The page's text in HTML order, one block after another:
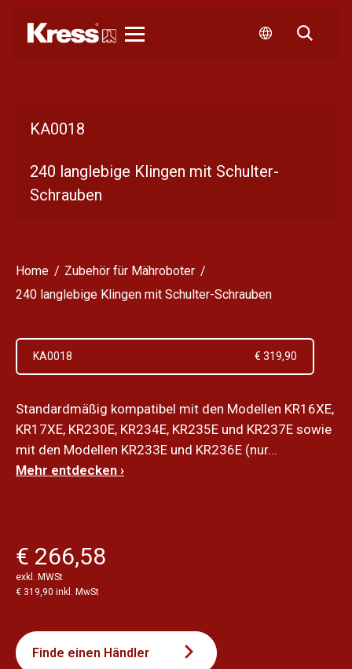
KA0018
240 langlebige Klingen mit Schulter-
Schrauben
Home
Zubehör für Mähroboter
240 langlebige Klingen mit Schulter-Schrauben
KA0018 € 319,90
Standardmäßig kompatibel mit den Modellen KR16XE,
KR17XE, KR230E, KR234E, KR235E und KR237E sowie
mit den Modellen KR233E und KR236E (nur...
Mehr entdecken ›
€ 266,58
exkl. MWSt
€ 319,90 inkl. MwSt
Finde einen Händler